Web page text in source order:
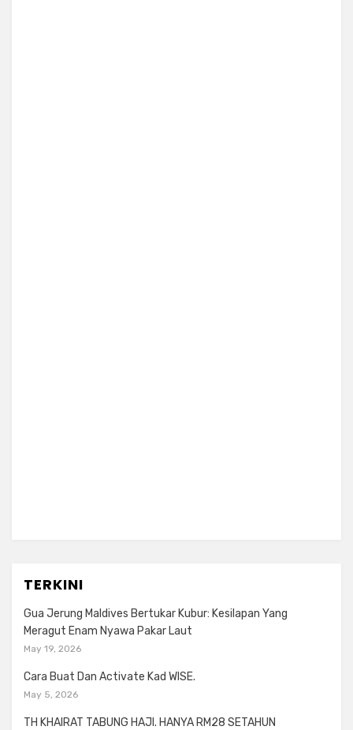
TERKINI
Gua Jerung Maldives Bertukar Kubur: Kesilapan Yang
Meragut Enam Nyawa Pakar Laut
May 19, 2026
Cara Buat Dan Activate Kad WISE.
May 5, 2026
TH KHAIRAT TABUNG HAJI. HANYA RM28 SETAHUN